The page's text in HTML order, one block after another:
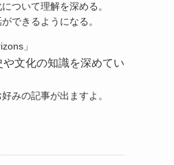
ついて理解を深める。
できるようになる。
」
文化の知識を深めてい
みの記事が出ますよ。